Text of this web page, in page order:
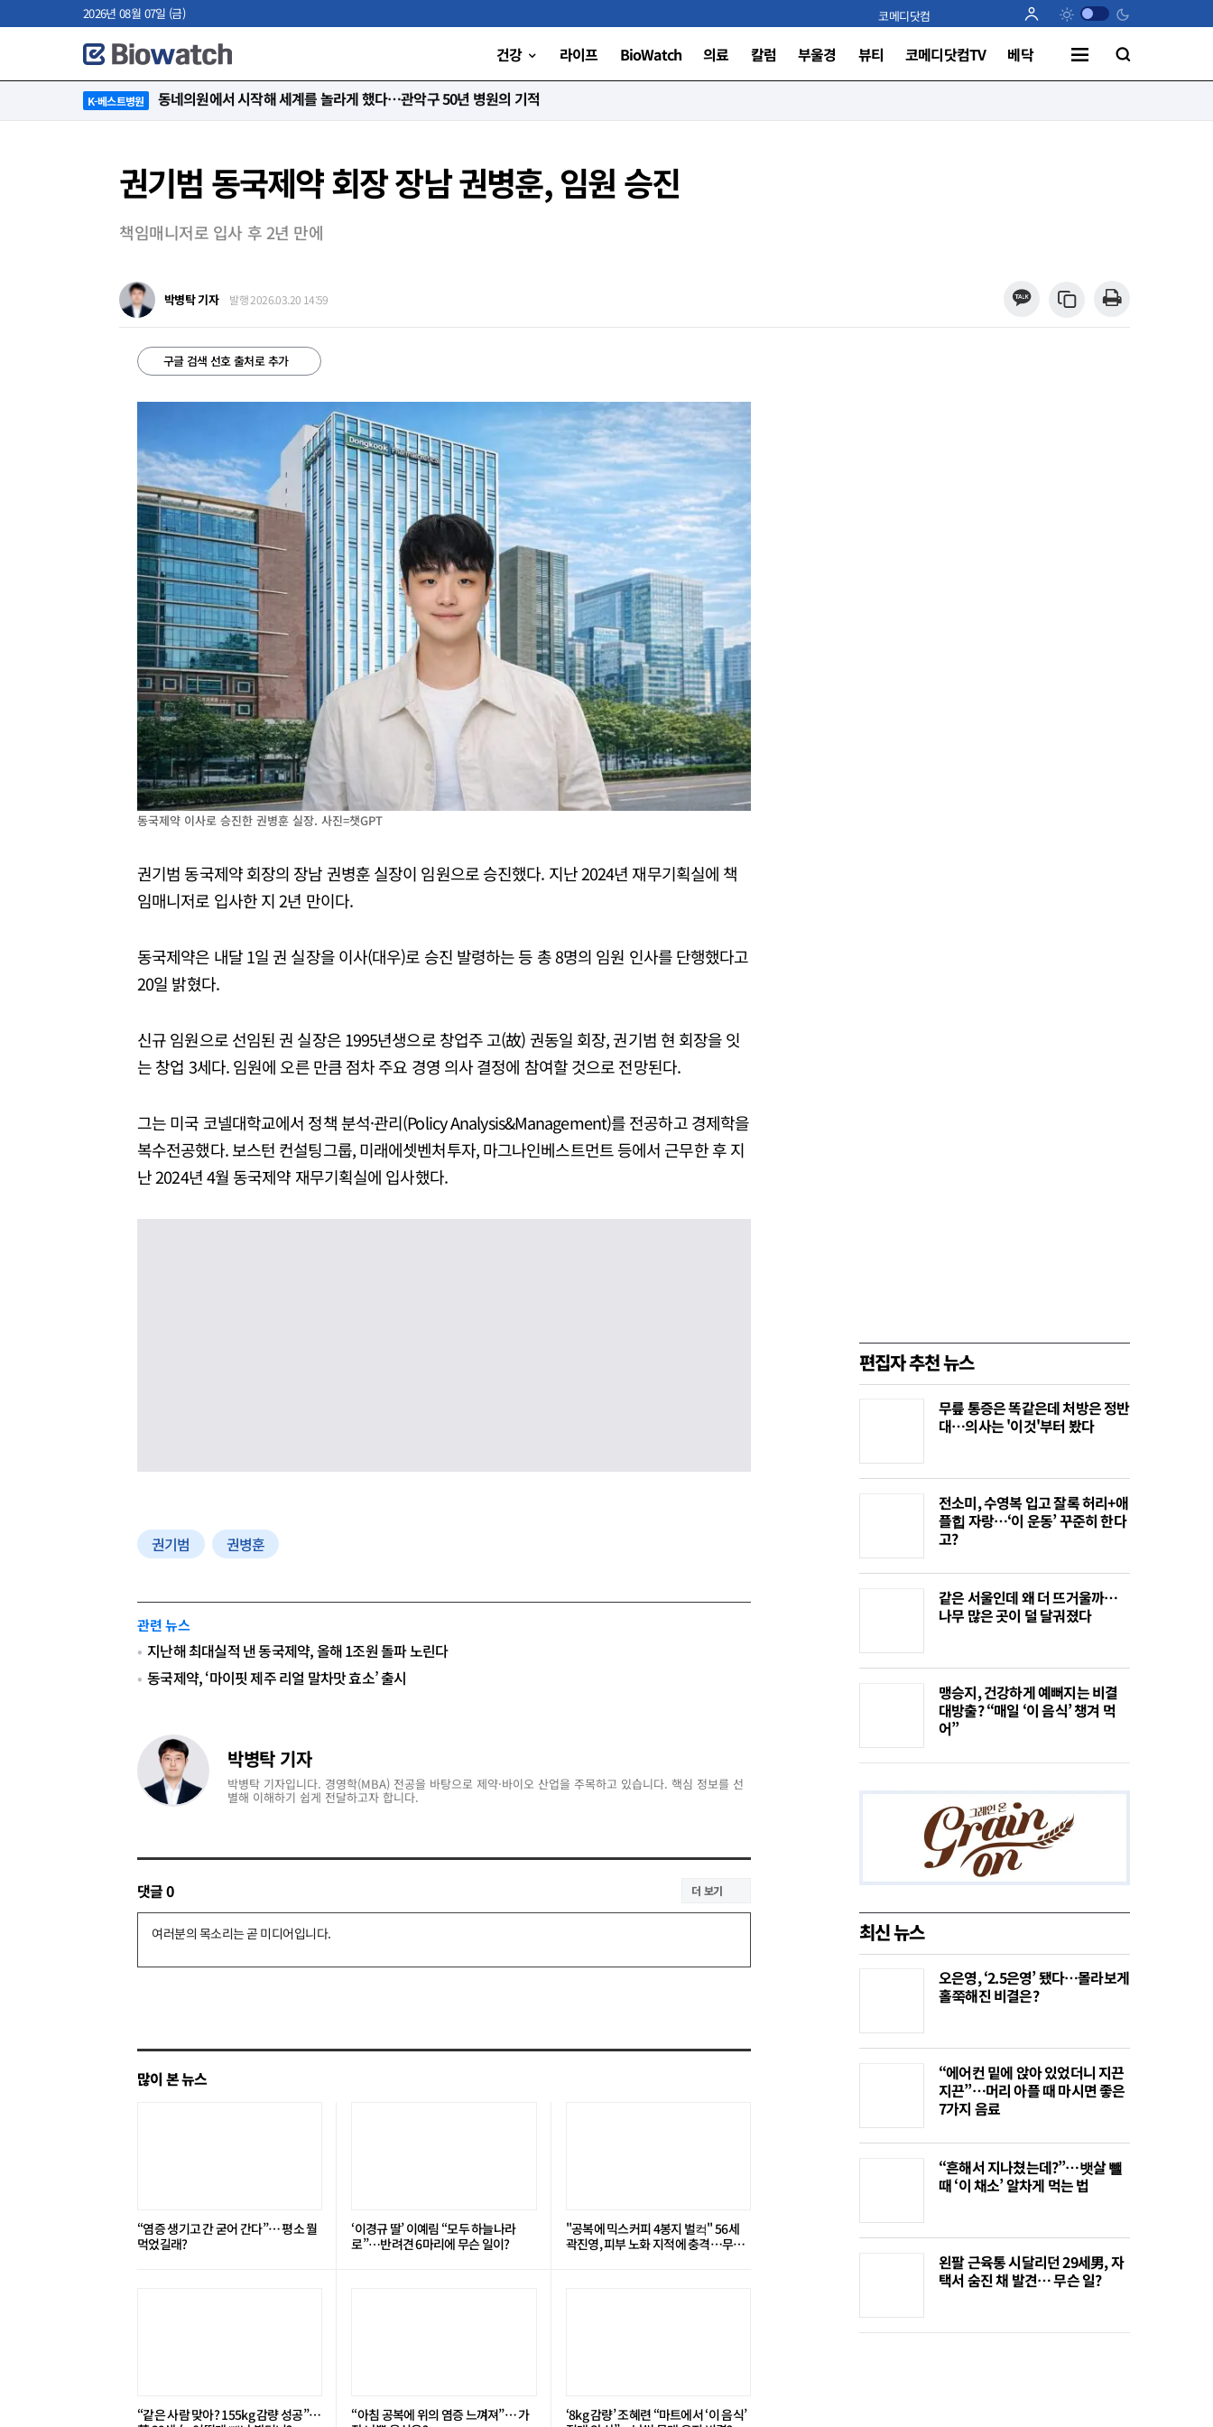
2026년 08월 07일 (금) 코메디닷컴
건강 라이프 BioWatch 의료 칼럼 부울경 뷰티 코메디닷컴TV 베닥
K-베스트병원 “절대 먼저 말하지 않아요. 대신 먼저 듣습니다”
권기범 동국제약 회장 장남 권병훈, 임원 승진
책임매니저로 입사 후 2년 만에
박병탁 기자 발행 2026.03.20 14:59
구글 검색 선호 출처로 추가
동국제약 이사로 승진한 권병훈 실장. 사진=챗GPT
권기범 동국제약 회장의 장남 권병훈 실장이 임원으로 승진했다. 지난 2024년 재무기획실에 책
임매니저로 입사한 지 2년 만이다.
동국제약은 내달 1일 권 실장을 이사(대우)로 승진 발령하는 등 총 8명의 임원 인사를 단행했다고
20일 밝혔다.
신규 임원으로 선임된 권 실장은 1995년생으로 창업주 고(故) 권동일 회장, 권기범 현 회장을 잇
는 창업 3세다. 임원에 오른 만큼 점차 주요 경영 의사 결정에 참여할 것으로 전망된다.
그는 미국 코넬대학교에서 정책 분석·관리(Policy Analysis&Management)를 전공하고 경제학을
복수전공했다. 보스턴 컨설팅그룹, 미래에셋벤처투자, 마그나인베스트먼트 등에서 근무한 후 지
난 2024년 4월 동국제약 재무기획실에 입사했다.
권기범 권병훈
관련 뉴스
지난해 최대실적 낸 동국제약, 올해 1조원 돌파 노린다
동국제약, ‘마이핏 제주 리얼 말차맛 효소’ 출시
박병탁 기자
박병탁 기자입니다. 경영학(MBA) 전공을 바탕으로 제약·바이오 산업을 주목하고 있습니다. 핵심 정보를 선
별해 이해하기 쉽게 전달하고자 합니다.
댓글0 더 보기
댓
많이 본 뉴스
“염증 생기고 간 굳어 간다”… 평소 뭘
먹었길래?
‘이경규 딸’ 이예림 “모두 하늘나라
로”⋯반려견 6마리에 무슨 일이?
"공복에 믹스커피 4봉지 벌컥" 56세
곽진영, 피부 노화 지적에 충격…무슨
“같은 사람 맞아? 155kg 감량 성공”…
“아침 공복에 위의 염증 느껴져”… 가
‘8kg 감량’ 조혜련 “마트에서 ‘이 음식’
편집자 추천 뉴스
무릎 통증은 똑같은데 처방은 정반
대…의사는 '이것'부터 봤다
전소미, 수영복 입고 잘록 허리+애
플힙 자랑…‘이 운동’ 꾸준히 한다
고?
같은 서울인데 왜 더 뜨거울까…
나무 많은 곳이 덜 달궈졌다
맹승지, 건강하게 예뻐지는 비결
대방출? “매일 ‘이 음식’ 챙겨 먹
어”
최신 뉴스
오은영, ‘2.5은영’ 됐다…몰라보게
홀쭉해진 비결은?
“에어컨 밑에 앉아 있었더니 지끈
지끈”…머리 아플 때 마시면 좋은
7가지 음료
“흔해서 지나쳤는데?”…뱃살 뺄
때 ‘이 채소’ 알차게 먹는 법
왼팔 근육통 시달리던 29세男, 자
택서 숨진 채 발견… 무슨 일?